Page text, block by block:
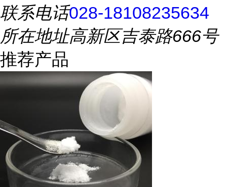
联系电话028-18108235634
所在地址高新区吉泰路666号
推荐产品